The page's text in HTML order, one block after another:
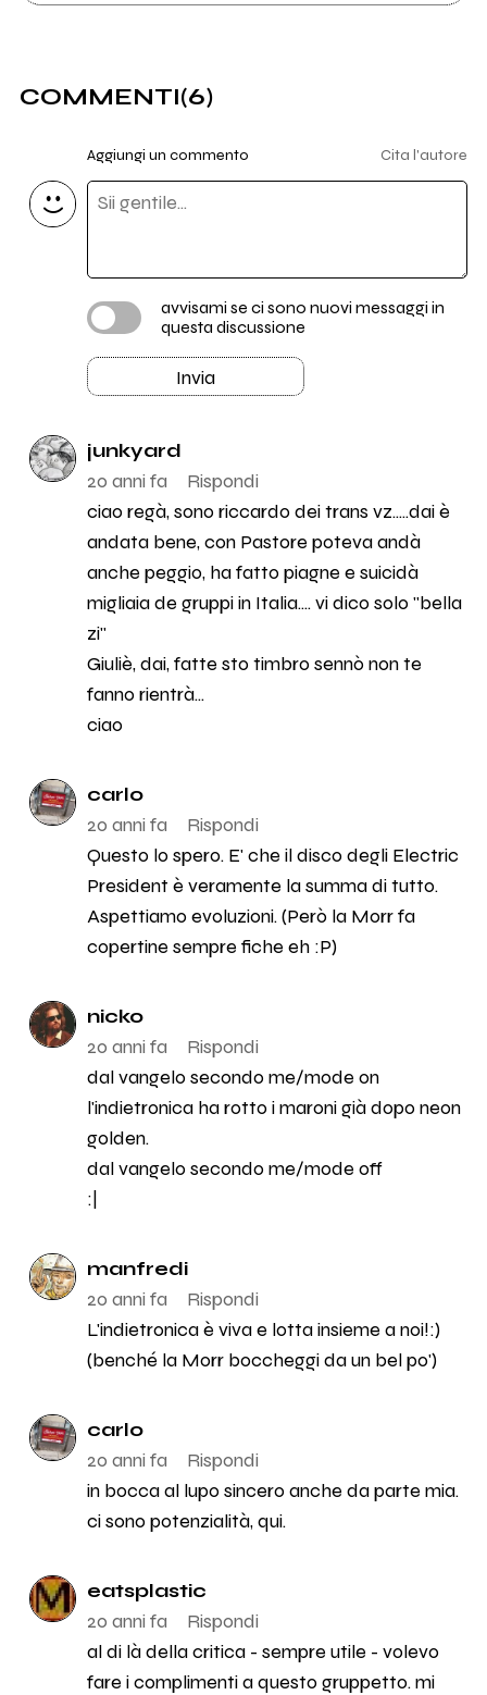
COMMENTI(6)
Aggiungi un commento Cita l'autore
avvisami se ci sono nuovi messaggi in
questa discussione
Invia
junkyard
20 anni fa
Rispondi
ciao regà, sono riccardo dei trans vz.....dai è
andata bene, con Pastore poteva andà
anche peggio, ha fatto piagne e suicidà
migliaia de gruppi in Italia.... vi dico solo "bella
zi"
Giuliè, dai, fatte sto timbro sennò non te
fanno rientrà...
ciao
carlo
20 anni fa
Rispondi
Questo lo spero. E' che il disco degli Electric
President è veramente la summa di tutto.
Aspettiamo evoluzioni. (Però la Morr fa
copertine sempre fiche eh :P)
nicko
20 anni fa
Rispondi
dal vangelo secondo me/mode on
l'indietronica ha rotto i maroni già dopo neon
golden.
dal vangelo secondo me/mode off
:|
manfredi
20 anni fa
Rispondi
L'indietronica è viva e lotta insieme a noi!:)
(benché la Morr boccheggi da un bel po')
carlo
20 anni fa
Rispondi
in bocca al lupo sincero anche da parte mia.
ci sono potenzialità, qui.
eatsplastic
20 anni fa
Rispondi
al di là della critica - sempre utile - volevo
fare i complimenti a questo gruppetto. mi